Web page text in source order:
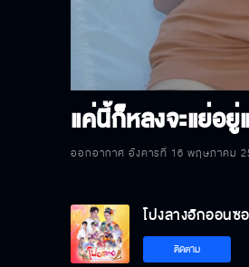
แค่นี้ก็หลงจะแย่อยู่
ออกอากาศ อังคารที่ 16 พฤษภาคม
โปงลางฮักออนซ
ติดตาม